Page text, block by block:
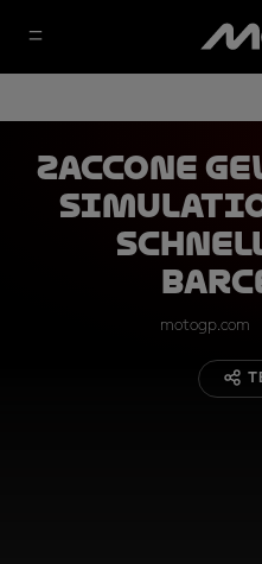
Zaccone
motogp.com